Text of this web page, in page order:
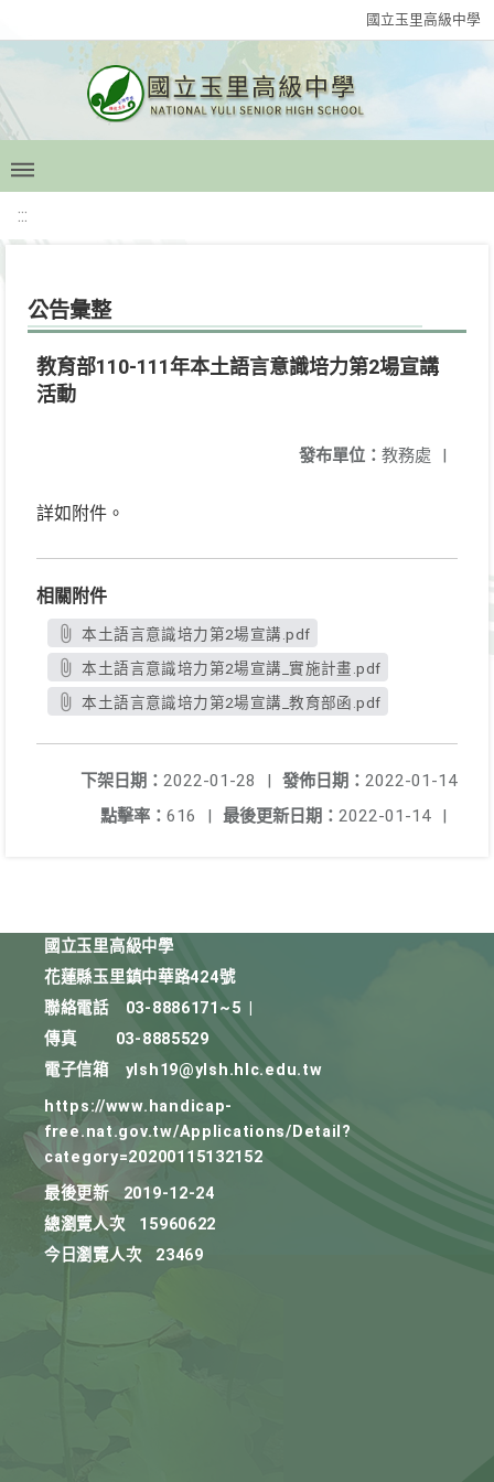
國立玉里高級中學
:::
公告彙整
教育部110-111年本土語言意識培力第2場宣講
活動
發布單位： 教務處 |
詳如附件。
相關附件
本土語言意識培力第2場宣講.pdf
本土語言意識培力第2場宣講_實施計畫.pdf
本土語言意識培力第2場宣講_教育部函.pdf
發佈日期： 2022-01-14
下架日期： 2022-01-28
|
最後更新日期： 2022-01-14 |
點擊率： 616 |
國立玉里高級中學
花蓮縣玉里鎮中華路424號
聯絡電話
03-8886171~5
傳真
03-8885529
電子信箱
ylsh19@ylsh.hlc.edu.tw
https://www.handicap-
free.nat.gov.tw/Applications/Detail?
category=20200115132152
最後更新
2019-12-24
總瀏覽人次
15960622
今日瀏覽人次
23469